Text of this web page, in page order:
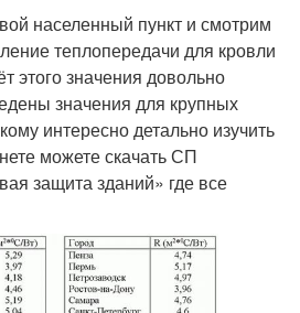
населенный пункт и смотрим
теплопередачи для кровли
этого значения довольно
значения для крупных
интересно детально изучить
можете скачать СП
защита зданий» где все